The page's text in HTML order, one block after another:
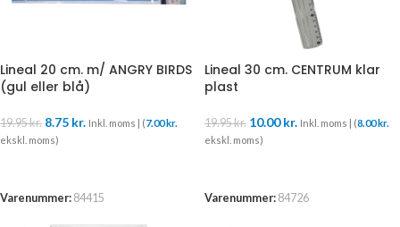
Lineal 20 cm. m/ ANGRY BIRDS
(gul eller blå)
19.95kr. 8.75 kr. Inkl. moms | (7.00kr.
ekskl. moms)
Varenummer: 84415
Lineal 30 cm. CENTRUM klar
plast
19.95kr. 10.00kr. Inkl. moms | (8.00kr.
ekskl. moms)
Varenummer: 84726